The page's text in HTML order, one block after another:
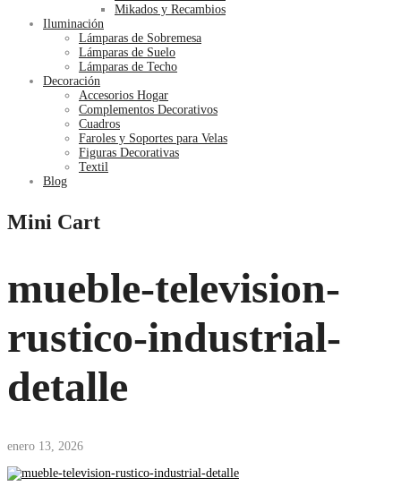
Mikados y Recambios
Iluminación
Lámparas de Sobremesa
Lámparas de Suelo
Lámparas de Techo
Decoración
Accesorios Hogar
Complementos Decorativos
Cuadros
Faroles y Soportes para Velas
Figuras Decorativas
Textil
Blog
Mini Cart
mueble-television-
rustico-industrial-
detalle
enero 13, 2026